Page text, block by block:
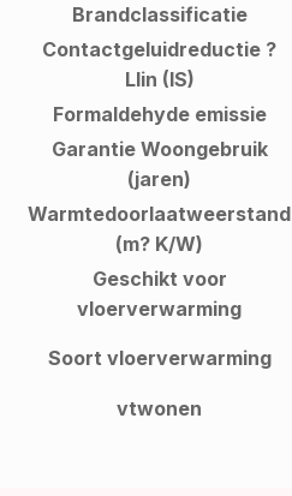
Brandclassificatie
Contactgeluidreductie ?
Llin (IS)
Formaldehyde emissie
Garantie Woongebruik
(jaren)
Warmtedoorlaatweerstand
(m? K/W)
Geschikt voor
vloerverwarming
Soort vloerverwarming
vtwonen